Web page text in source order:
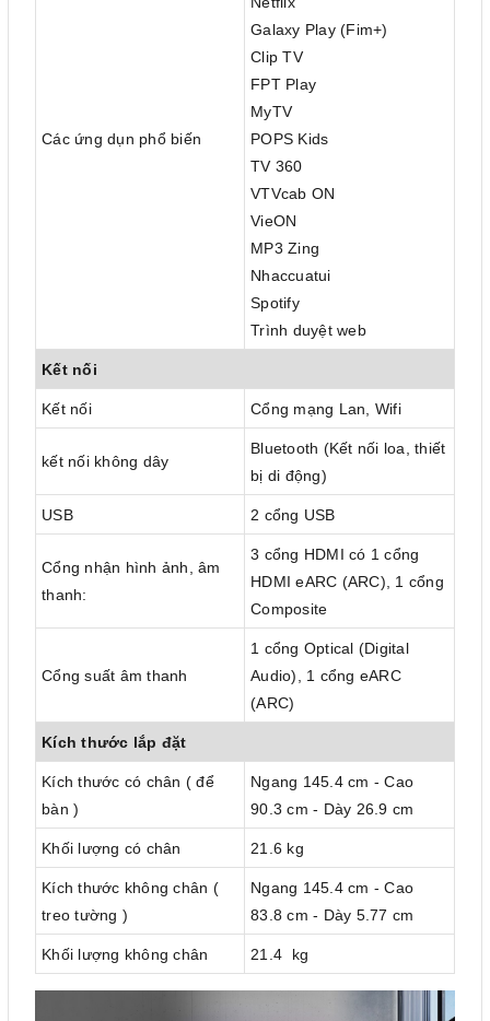
Các ứng dụn phổ biến
Galaxy Play (Fim+)
Clip TV
FPT Play
MyTV
POPS Kids
TV 360
VTVcab ON
VieON
MP3 Zing
Nhaccuatui
Spotify
Trình duyệt web
Kết nối
Kết nối Cổng mạng Lan, Wifi
kết nối không dây
Bluetooth (Kết nối loa, thiết
bị di động)
USB 2 cổng USB
Cổng nhận hình ảnh, âm
thanh:
3 cổng HDMI có 1 cổng
HDMI eARC (ARC), 1 cổng
Composite
Cổng suất âm thanh
1 cổng Optical (Digital
Audio), 1 cổng eARC
(ARC)
Kích thước lắp đặt
Kích thước có chân ( để
bàn )
Ngang 145.4 cm - Cao
90.3 cm - Dày 26.9 cm
Khối lượng có chân 21.6 kg
Kích thước không chân (
treo tường )
Ngang 145.4 cm - Cao
83.8 cm - Dày 5.77 cm
Khối lượng không chân 21.4 kg